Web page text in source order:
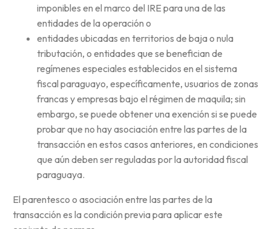
imponibles en el marco del IRE para una de las
entidades de la operación o
entidades ubicadas en territorios de baja o nula
tributación, o entidades que se benefician de
regímenes especiales establecidos en el sistema
fiscal paraguayo, específicamente, usuarios de zonas
francas y empresas bajo el régimen de maquila; sin
embargo, se puede obtener una exención si se puede
probar que no hay asociación entre las partes de la
transacción en estos casos anteriores, en condiciones
que aún deben ser reguladas por la autoridad fiscal
paraguaya.
El parentesco o asociación entre las partes de la
transacción es la condición previa para aplicar este